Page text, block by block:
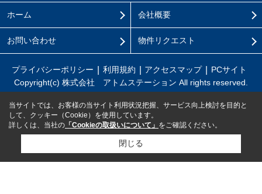
ホーム 会社概要
お問い合わせ 物件リクエスト
プライバシーポリシー 利用規約 アクセスマップ
PCサイト
Copyright(c) 株式会社 アトムステーション All rights reserved.
当サイトでは、お客様の当サイト利用状況把握、サービス向上検討を目的と
して、クッキー（Cookie）を使用しています。
詳しくは、当社の 「Cookieの取扱いについて」 をご確認ください。
閉じる